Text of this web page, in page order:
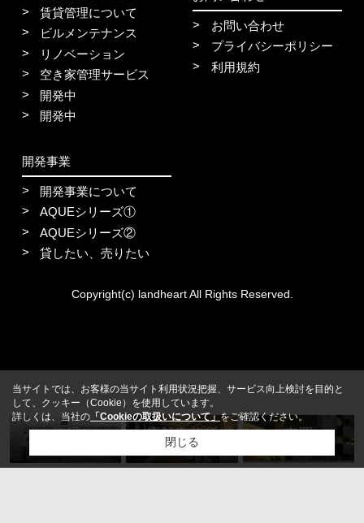
賃貸管理について
ビルメンテナンス
リノベーション
空き家管理サービス
開発中
開発中
開発事業
開発事業について
AQUEシリーズ①
AQUEシリーズ②
貸したい、売りたい
お問い合わせ
プライバシーポリシー
利用規約
Copyright(c) landheart All Rights Reserved.
住居 店舗事務所 売買
当サイトでは、お客様の当サイト利用状況把握、サービス向上検討を目的と
して、クッキー（Cookie）を使用しています。
詳しくは、当社の 「Cookieの取扱いについて」をご確認ください。
閉じる